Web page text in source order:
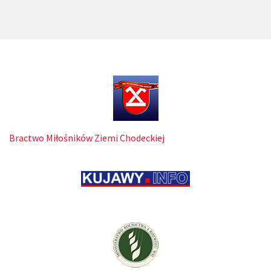
Bractwo Miłośników Ziemi Chodeckiej